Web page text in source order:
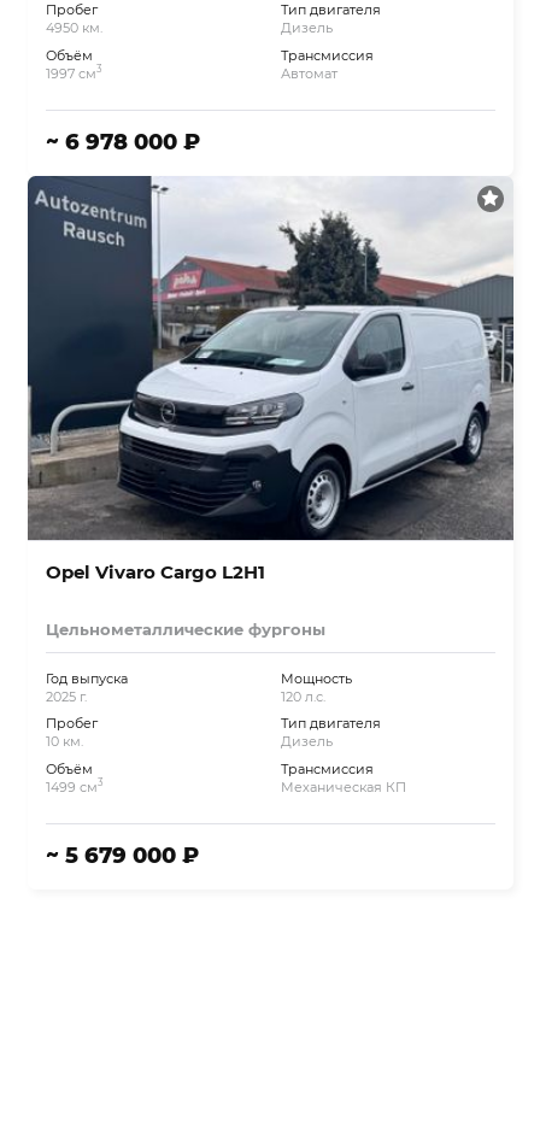
Пробег
4950 км.
Объём
1997 см3
Тип двигателя
Дизель
Трансмиссия
Автомат
~ 6 978 000 ₽
Opel Vivaro Cargo L2H1
Цельнометаллические фургоны
Год выпуска
2025 г.
Пробег
10 км.
Объём
1499 см3
Мощность
120 л.с.
Тип двигателя
Дизель
Трансмиссия
Механическая КП
~ 5 679 000 ₽